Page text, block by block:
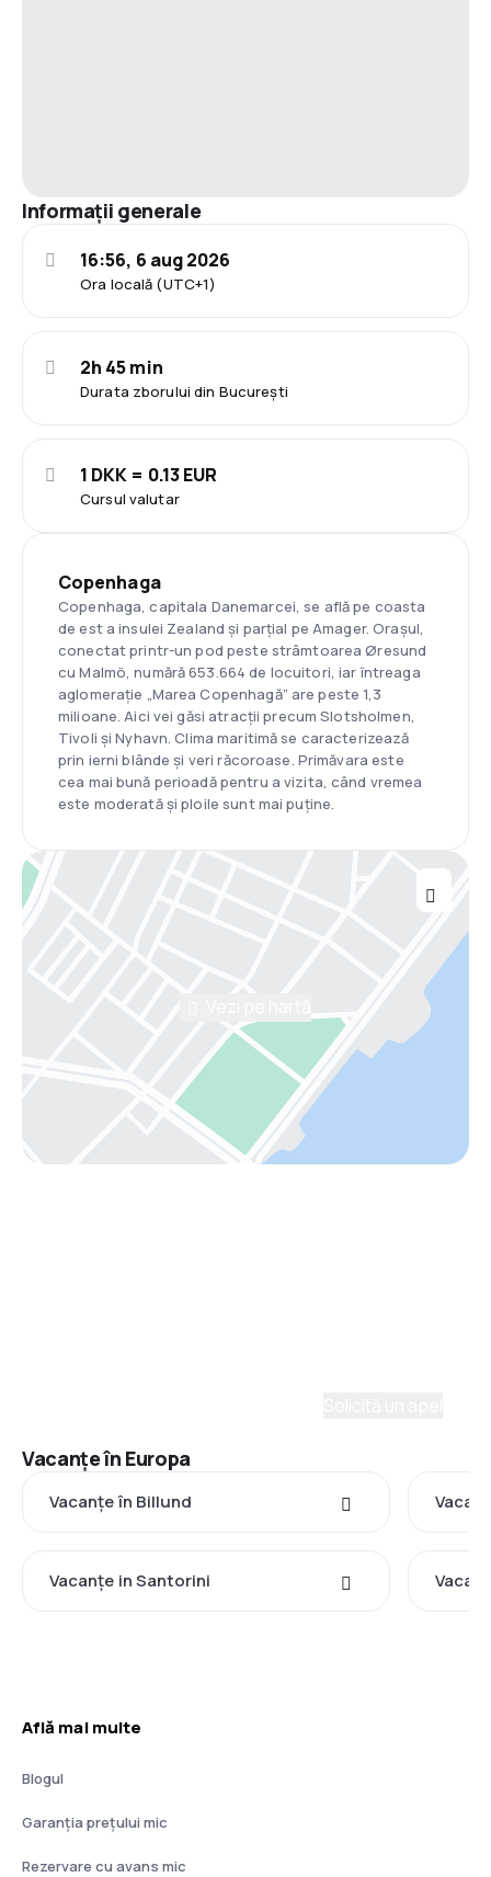
Informații generale
Ora locală (UTC+1)
16:56, 6 aug 2026
Durata zborului din București
2h 45 min
Cursul valutar
1 DKK = 0.13 EUR
Copenhaga
Copenhaga, capitala Danemarcei, se află pe coasta
de est a insulei Zealand și parțial pe Amager. Orașul,
conectat printr-un pod peste strâmtoarea Øresund
cu Malmö, numără 653.664 de locuitori, iar întreaga
aglomerație „Marea Copenhagă” are peste 1,3
milioane. Aici vei găsi atracții precum Slotsholmen,
Tivoli și Nyhavn. Clima maritimă se caracterizează
prin ierni blânde și veri răcoroase. Primăvara este
cea mai bună perioadă pentru a vizita, când vremea
este moderată și ploile sunt mai puține.
Vacanţe în Europa
Vacanţe în Billund
Vacanţe in Santorini
Află mai multe
Blogul
Garanția prețului mic
Rezervare cu avans mic